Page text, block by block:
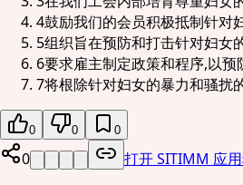
4鼓励我们的会员积极抵制针对
5组织旨在预防和打击针对妇女
6要求雇主制定政策和程序,以预
7将根除针对妇女的暴力和骚扰
0 0 0
0 打开 SITIMM 应